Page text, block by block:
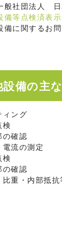
般社団法人
備等点検済表示
備に関するお
設備の主
ィング
検
の確認
流の測定
検
の確認
重・内部抵